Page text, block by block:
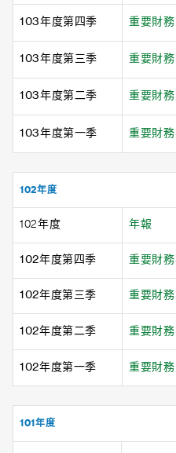
103年度第四季 重要財
103年度第三季 重要財
103年度第二季 重要財
103年度第一季 重要財
102年度
102年度 年報
102年度第四季 重要財
102年度第三季 重要財
102年度第二季 重要財
102年度第一季 重要財
101年度